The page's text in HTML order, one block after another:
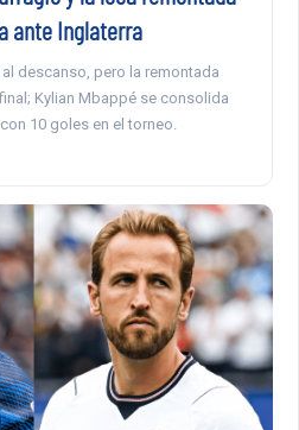
ante Inglaterra
descanso, pero la remontada
Kylian Mbappé se consolida
10 goles en el torneo.